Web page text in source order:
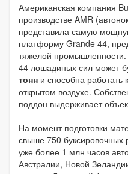
Американская компания
производстве AMR
представила самую
платформу Grande 44,
тяжелой
44 лошадиных сил может
тонн и способна работать
открытом воздухе.
поддон выдерживает
На момент подготовки
свыше 750 буксировочных
уже более 1 млн часов
Австралии, Новой